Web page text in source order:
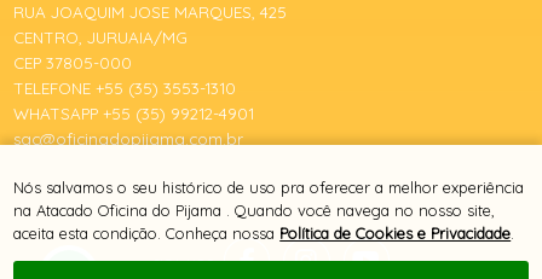
RUA JOAQUIM JOSE MARQUES, 425
CENTRO, JURUAIA/MG
CEP 37805-000
TELEFONE +55 (35) 3553-1310
WHATSAPP +55 (35) 99212-4901
sac@oficinadopijama.com.br
Nós salvamos o seu histórico de uso pra oferecer a melhor experiência
na Atacado Oficina do Pijama . Quando você navega no nosso site,
aceita esta condição. Conheça nossa Política de Cookies e Privacidade